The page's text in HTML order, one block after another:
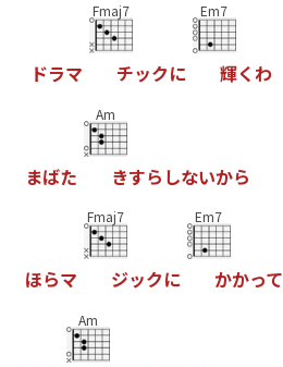
ドラマ
Fmaj7
チックに
Em7
輝くわ
まばた
Am
きすら しないから
ほらマ
Fmaj7
ジックに
Em7
かかって
Am